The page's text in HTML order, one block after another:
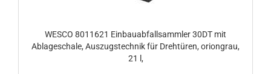
WESCO 8011621 Einbauabfallsammler 30DT mit
Ablageschale, Auszugstechnik für Drehtüren, oriongrau,
21 l,